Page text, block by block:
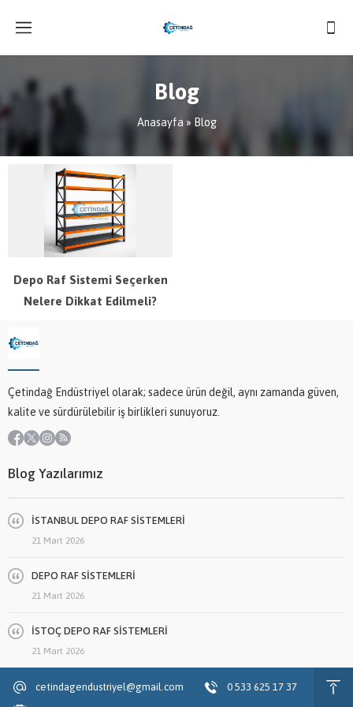
Blog
Anasayfa » Blog
Depo Raf Sistemi Seçerken
Nelere Dikkat Edilmeli?
Çetindağ Endüstriyel olarak; sadece ürün değil, aynı zamanda güven,
kalite ve sürdürülebilir iş birlikleri sunuyoruz.
Blog Yazılarımız
İSTANBUL DEPO RAF SİSTEMLERİ
21 Mart 2026
DEPO RAF SİSTEMLERİ
21 Mart 2026
İSTOÇ DEPO RAF SİSTEMLERİ
21 Mart 2026
cetindagendustriyel@gmail.com
0 533 625 17 37